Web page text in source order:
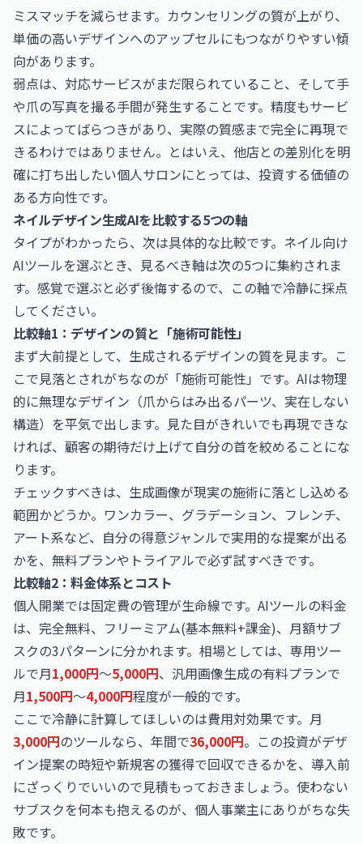
ミスマッチを減らせます。カウンセリングの質が上がり、
単価の高いデザインへのアップセルにもつながりやすい傾
向があります。
弱点は、対応サービスがまだ限られていること、そして手
や爪の写真を撮る手間が発生することです。精度もサービ
スによってばらつきがあり、実際の質感まで完全に再現で
きるわけではありません。とはいえ、他店との差別化を明
確に打ち出したい個人サロンにとっては、投資する価値の
ある方向性です。
ネイルデザイン生成AIを比較する5つの軸
タイプがわかったら、次は具体的な比較です。ネイル向け
AIツールを選ぶとき、見るべき軸は次の5つに集約されま
す。感覚で選ぶと必ず後悔するので、この軸で冷静に採点
してください。
比較軸1：デザインの質と「施術可能性」
まず大前提として、生成されるデザインの質を見ます。こ
こで見落とされがちなのが「施術可能性」です。AIは物理
的に無理なデザイン（爪からはみ出るパーツ、実在しない
構造）を平気で出します。見た目がきれいでも再現できな
ければ、顧客の期待だけ上げて自分の首を絞めることにな
ります。
チェックすべきは、生成画像が現実の施術に落とし込める
範囲かどうか。ワンカラー、グラデーション、フレンチ、
アート系など、自分の得意ジャンルで実用的な提案が出る
かを、無料プランやトライアルで必ず試すべきです。
比較軸2：料金体系とコスト
個人開業では固定費の管理が生命線です。AIツールの料金
は、完全無料、フリーミアム(基本無料+課金)、月額サブ
スクの3パターンに分かれます。相場としては、専用ツー
ルで月1,000円〜5,000円、汎用画像生成の有料プランで
月1,500円〜4,000円程度が一般的です。
ここで冷静に計算してほしいのは費用対効果です。月
3,000円のツールなら、年間で36,000円。この投資がデザ
イン提案の時短や新規客の獲得で回収できるかを、導入前
にざっくりでいいので見積もっておきましょう。使わない
サブスクを何本も抱えるのが、個人事業主にありがちな失
敗です。